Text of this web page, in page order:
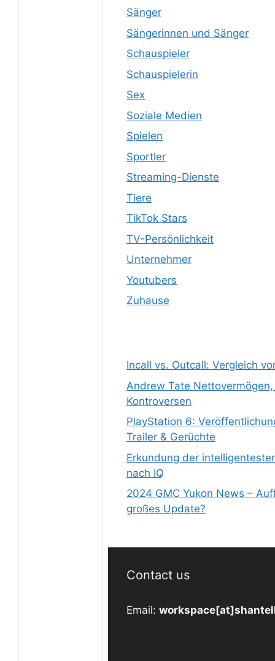
Sänger
Sängerinnen und Sänger
Schauspieler
Schauspielerin
Sex
Soziale Medien
Spielen
Sportler
Streaming-Dienste
Tiere
TikTok Stars
TV-Persönlichkeit
Unternehmer
Youtubers
Zuhause
Incall vs. Outcall: Vergleich
Andrew Tate
Kontroversen
PlayStation 6:
Trailer & Gerüchte
Erkundung der
nach IQ
2024 GMC Yukon News –
großes Update?
Contact us
Email: